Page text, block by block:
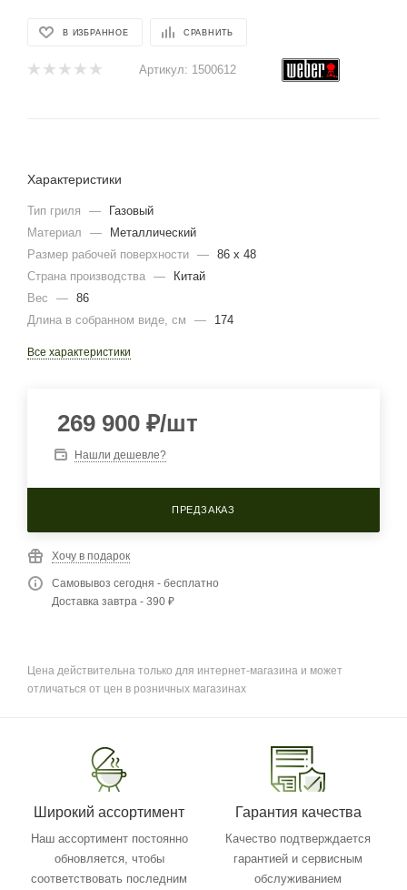
В ИЗБРАННОЕ СРАВНИТЬ
Артикул: 1500612
Характеристики
Тип гриля —
Газовый
Материал
—
Металлический
Размер рабочей поверхности — 86 x 48
Страна производства —
Китай
Вес
— 86
Длина в собранном виде, см
— 174
Все характеристики
269 900 ₽/шт
Нашли дешевле?
ПРЕДЗАКАЗ
Хочу в подарок
Самовывоз сегодня - бесплатно
Доставка завтра - 390 ₽
Цена действительна только для интернет-магазина и может
отличаться от цен в розничных магазинах
Широкий ассортимент
Наш ассортимент постоянно
обновляется, чтобы
соответствовать последним
Гарантия качества
Качество подтверждается
гарантией и сервисным
обслуживанием